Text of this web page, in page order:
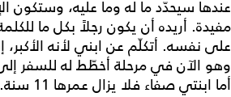
عندها سيحدّد ما له وما عليه، وستكون
مفيدة. أريده أن يكون رجلاً بكل ما
وهو الآن في مرحلة أخطّط له للسفر إلى
أما ابنتي صفاء فلا يزال عمرها 11 سنة.